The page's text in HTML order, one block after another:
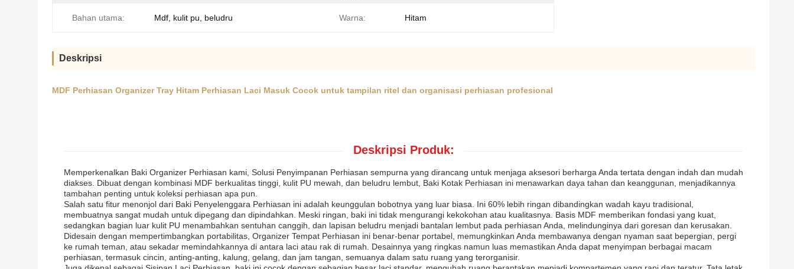
Bahan utama: Mdf, kulit pu, beludru Warna: Hitam
Deskripsi
MDF Perhiasan Organizer Tray Hitam Perhiasan Laci Masuk Cocok untuk tampilan ritel dan organisasi perhiasan profesional
Deskripsi Produk:
Memperkenalkan Baki Organizer Perhiasan kami, Solusi Penyimpanan Perhiasan sempurna yang dirancang untuk menjaga aksesori berharga Anda tertata dengan indah dan mudah
diakses. Dibuat dengan kombinasi MDF berkualitas tinggi, kulit PU mewah, dan beludru lembut, Baki Kotak Perhiasan ini menawarkan daya tahan dan keanggunan, menjadikannya
tambahan penting untuk koleksi perhiasan apa pun.
Salah satu fitur menonjol dari Baki Penyelenggara Perhiasan ini adalah keunggulan bobotnya yang luar biasa. Ini 60% lebih ringan dibandingkan wadah kayu tradisional,
membuatnya sangat mudah untuk dipegang dan dipindahkan. Meski ringan, baki ini tidak mengurangi kekokohan atau kualitasnya. Basis MDF memberikan fondasi yang kuat,
sedangkan bagian luar kulit PU menambahkan sentuhan canggih, dan lapisan beludru menjadi bantalan lembut pada perhiasan Anda, melindunginya dari goresan dan kerusakan.
Didesain dengan mempertimbangkan portabilitas, Organizer Tempat Perhiasan ini benar-benar portabel, memungkinkan Anda membawanya dengan nyaman saat bepergian, pergi
ke rumah teman, atau sekadar memindahkannya di antara laci atau rak di rumah. Desainnya yang ringkas namun luas memastikan Anda dapat menyimpan berbagai macam
perhiasan, termasuk cincin, anting-anting, kalung, gelang, dan jam tangan, semuanya dalam satu ruang yang terorganisir.